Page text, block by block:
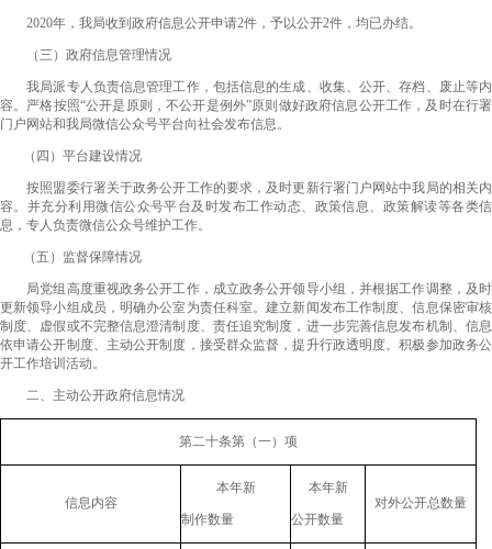
2020年，我局收到政府信息公开申请2件，予以公开2件，均已办结。
（三）政府信息管理情况
我局派专人负责信息管理工作，包括信息的生成、收集、公开、存档、废止等内
容。严格按照“公开是原则，不公开是例外”原则做好政府信息公开工作，及时在行署
门户网站和我局微信公众号平台向社会发布信息。
（四）平台建设情况
按照盟委行署关于政务公开工作的要求，及时更新行署门户网站中我局的相关内
容。并充分利用微信公众号平台及时发布工作动态、政策信息、政策解读等各类信
息，专人负责微信公众号维护工作。
（五）监督保障情况
局党组高度重视政务公开工作，成立政务公开领导小组，并根据工作调整，及时
更新领导小组成员，明确办公室为责任科室。建立新闻发布工作制度、信息保密审核
制度、虚假或不完整信息澄清制度、责任追究制度，进一步完善信息发布机制、信息
依申请公开制度、主动公开制度，接受群众监督，提升行政透明度。积极参加政务公
开工作培训活动。
二、主动公开政府信息情况
第二十条第（一）项
信息内容
本年新
制作数量
本年新
公开数量
对外公开总数量